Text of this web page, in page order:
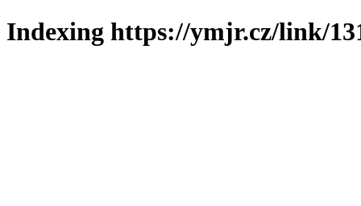
Indexing https://ymjr.cz/link/